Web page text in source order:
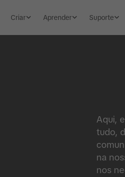
Criar Aprender Suporte
Aqui,
tudo,
na
nos